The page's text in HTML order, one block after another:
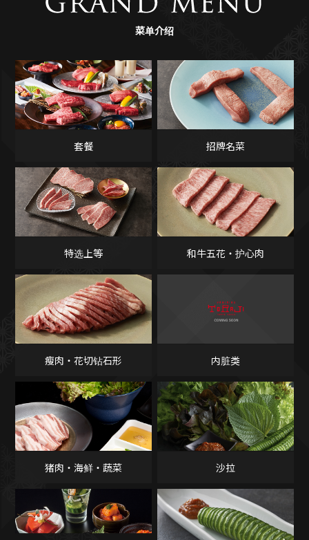
菜单介绍
套餐 招牌名菜
特选上等 和牛五花・护心肉
瘦肉・花切钻石形 内脏类
猪肉・海鲜・蔬菜 沙拉